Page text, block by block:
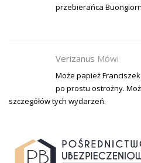
przebierańca
Verizanus Mówi
Może papież
po prostu ostrożny.
szczegółów tych wydarzeń.